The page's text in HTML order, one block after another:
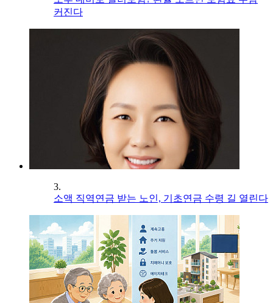
커진다
3.
소액 직역연금 받는 노인, 기초연금 수령 길 열린다